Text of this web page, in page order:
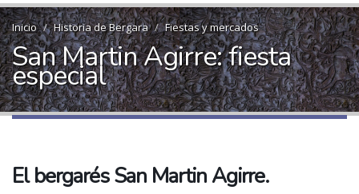
Inicio Historia de Bergara Fiestas y mercados
San Martin Agirre: fiesta
especial
El bergarés San Martin Agirre.